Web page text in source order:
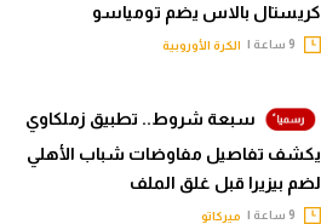
كريستال بالاس يضم تومياسو
الكرة الأوروبية
سبعة شروط.. تطبيق زملكاوي
يكشف تفاصيل مفاوضات شباب الأهلي
لضم بيزيرا قبل غلق الملف
ميركاتو